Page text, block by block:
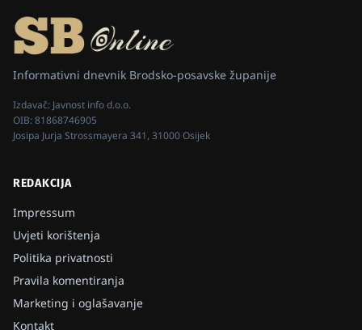
Informativni dnevnik Brodsko-posavske županije
Izdavač: Javnost info d.o.o.
OIB:81868746905
Josipa Jurja Strossmayera 341, 31000 Osijek
REDAKCIJA
Impressum
Uvjeti korištenja
Politika privatnosti
Pravila komentiranja
Marketing i oglašavanje
Kontakt